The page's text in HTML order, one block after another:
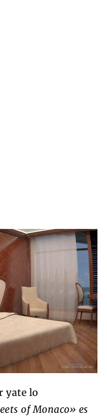
yate lo
of Monaco» es